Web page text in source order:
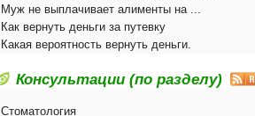
Муж не выплачивает алименты на ...
Как вернуть деньги за путевку
Какая вероятность вернуть деньги.
Консультации (по разделу)
Стоматология